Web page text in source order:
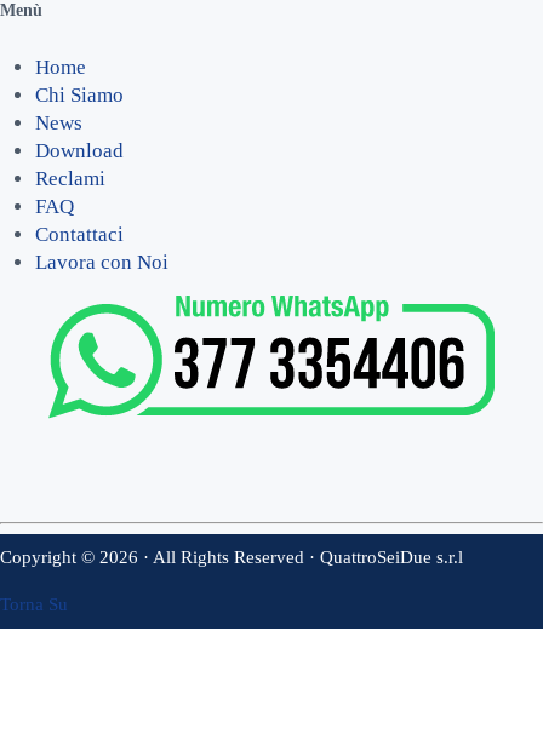
Menù
Home
Chi Siamo
News
Download
Reclami
FAQ
Contattaci
Lavora con Noi
Copyright © 2026 · All Rights Reserved · QuattroSeiDue s.r.l
Torna Su